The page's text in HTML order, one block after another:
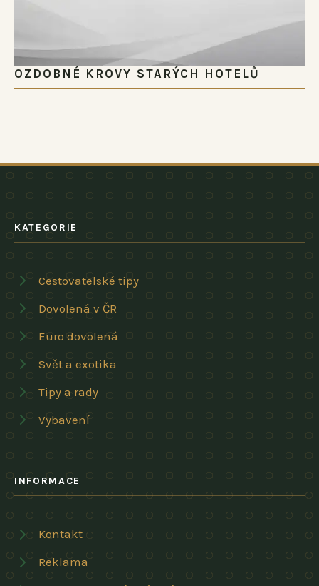
OZDOBNÉ KROVY STARÝCH HOTELŮ
KATEGORIE
Cestovatelské tipy
Dovolená v ČR
Euro dovolená
Svět a exotika
Tipy a rady
Vybavení
INFORMACE
Kontakt
Reklama